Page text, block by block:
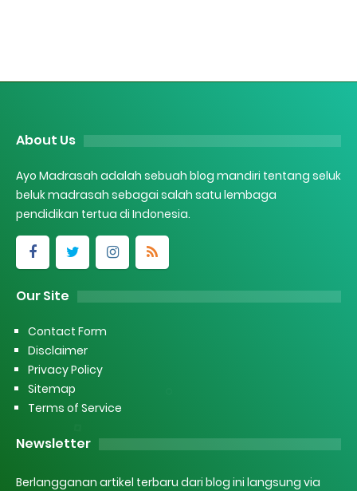
About Us
Ayo Madrasah adalah sebuah blog mandiri tentang seluk
beluk madrasah sebagai salah satu lembaga
pendidikan tertua di Indonesia.
Our Site
Contact Form
Disclaimer
Privacy Policy
Sitemap
Terms of Service
Newsletter
Berlangganan artikel terbaru dari blog ini langsung via